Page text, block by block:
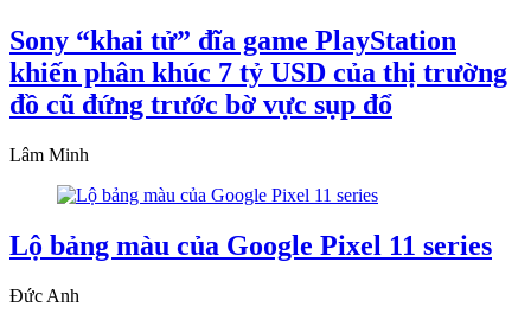
Sony “khai tử” đĩa game PlayStation
khiến phân khúc 7 tỷ USD của thị trường
đồ cũ đứng trước bờ vực sụp đổ
Lâm Minh
Lộ bảng màu của Google Pixel 11 series
Đức Anh